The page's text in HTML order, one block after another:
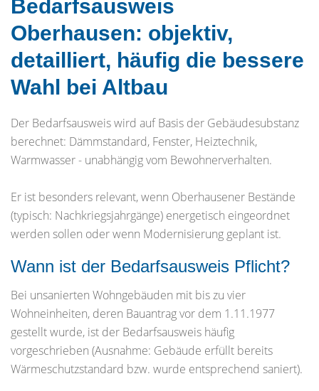
Bedarfsausweis
Oberhausen: objektiv,
detailliert, häufig die bessere
Wahl bei Altbau
Der Bedarfsausweis wird auf Basis der Gebäudesubstanz
berechnet: Dämmstandard, Fenster, Heiztechnik,
Warmwasser - unabhängig vom Bewohnerverhalten.
Er ist besonders relevant, wenn Oberhausener Bestände
(typisch: Nachkriegsjahrgänge) energetisch eingeordnet
werden sollen oder wenn Modernisierung geplant ist.
Wann ist der Bedarfsausweis Pflicht?
Bei unsanierten Wohngebäuden mit bis zu vier
Wohneinheiten, deren Bauantrag vor dem 1.11.1977
gestellt wurde, ist der Bedarfsausweis häufig
vorgeschrieben (Ausnahme: Gebäude erfüllt bereits
Wärmeschutzstandard bzw. wurde entsprechend saniert).